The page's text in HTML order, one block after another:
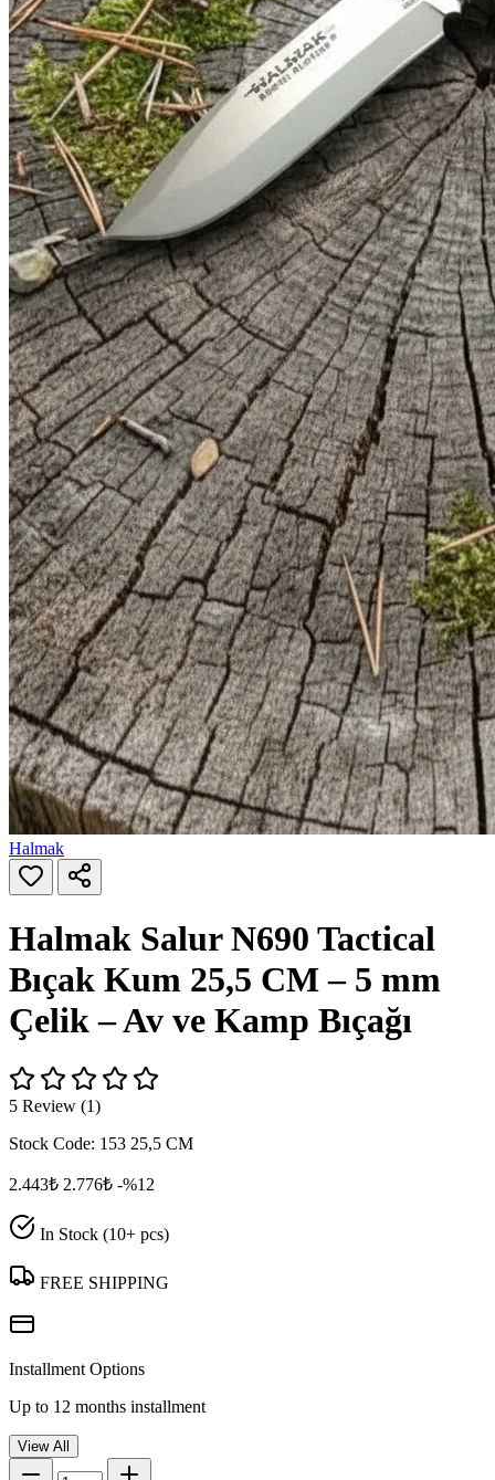
Halmak
Halmak Salur N690 Tactical
Bıçak Kum 25,5 CM – 5 mm
Çelik – Av ve Kamp Bıçağı
5 Review (1)
Stock Code: 153 25,5 CM
2.443₺ 2.776₺ -%12
In Stock (10+ pcs)
FREE SHIPPING
Installment Options
Up to 12 months installment
View All